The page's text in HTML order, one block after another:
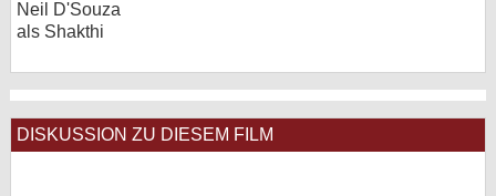
Neil D'Souza
als Shakthi
DISKUSSION ZU DIESEM FILM